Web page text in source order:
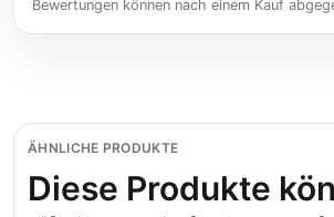
Bewertungen können nach einem Kauf
ÄHNLICHE PRODUKTE
Diese Produkte